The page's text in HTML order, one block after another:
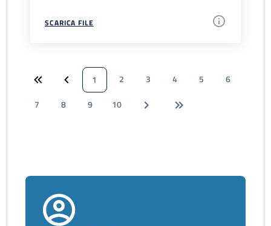
SCARICA FILE
1 2 3 4 5
6
7
8 9 10